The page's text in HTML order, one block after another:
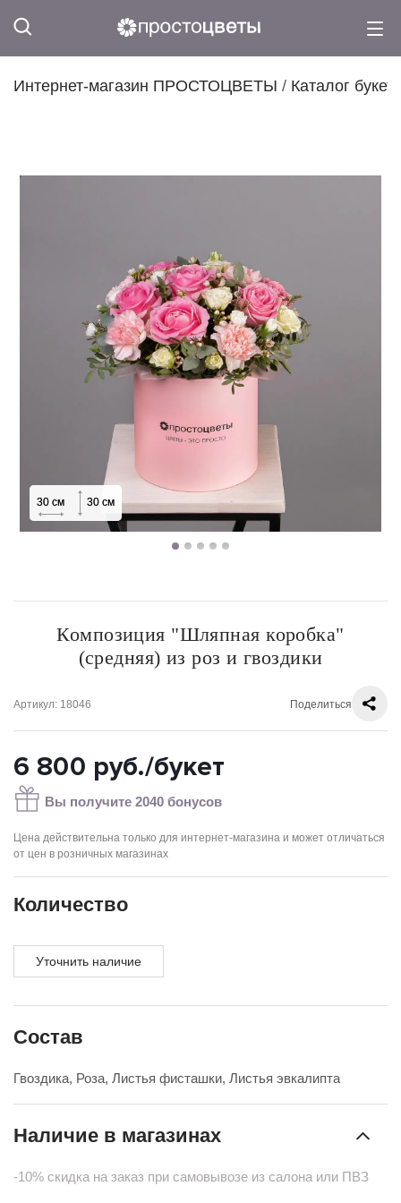
Интернет-магазин ПРОСТОЦВЕТЫ / Каталог
30 см 30 см
30 см 30 см
30 см 30 см
30 см 30 см
Композиция "Шляпная коробка"
(средняя) из роз и гвоздики
Артикул: 18046 Поделиться
6 800 руб./букет
Вы получите 2040 бонусов
Цена действительна только для интернет-магазина и может отличаться
от цен в розничных магазинах
Количество
Уточнить наличие
Состав
Гвоздика, Роза, Листья фисташки, Листья эвкалипта
Наличие в магазинах
-10% скидка на заказ при самовывозе из салона или ПВЗ